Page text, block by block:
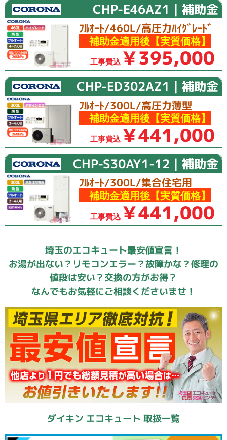
CHP-E46AZ1｜補助金
ﾌﾙｵｰﾄ/460L/高圧力ﾊｲｸﾞﾚｰﾄﾞ
補助金適用後【実質価格】
工事費込 ￥395,000
CHP-ED302AZ1｜補助金
ﾌﾙｵｰﾄ/300L/高圧力薄型
補助金適用後【実質価格】
工事費込 ￥441,000
CHP-S30AY1-12｜補助金
ﾌﾙｵｰﾄ/300L/集合住宅用
補助金適用後【実質価格】
工事費込 ￥441,000
埼玉のエコキュート最安値宣言！
お湯が出ない？リモコンエラー？故障かな？修理の
値段は安い？交換の方がお得？
なんでもお気軽にご相談くださいませ！
ダイキン エコキュート 取扱一覧